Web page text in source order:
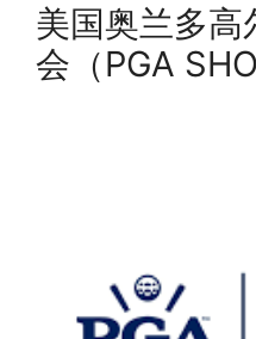
美国奥兰多高
会（PGA